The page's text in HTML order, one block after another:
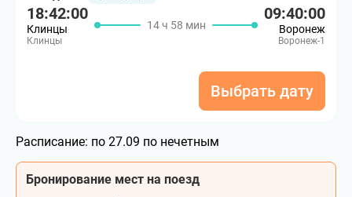
18:42:00
Клинцы
Клинцы
14 ч 58 мин
09:40:00
Воронеж
Воронеж-1
Выбрать дату
Расписание: по 27.09 по нечетным
Бронирование мест на поезд